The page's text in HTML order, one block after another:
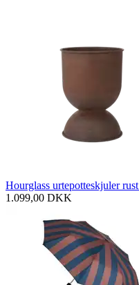
Hourglass urtepotteskjuler
1.099,00 DKK